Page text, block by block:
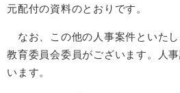
元配付の資料のとおりです。
なお、この他の人事案件といた
教育委員会委員がございます。人
います。